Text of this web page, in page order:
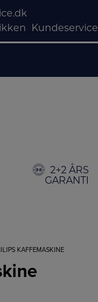
Kundeservice
2+2 ÅRS
GARANTI
KAFFEMASKINE